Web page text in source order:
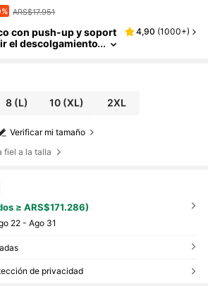
ARS$17.951
con push-up y soport
el descolgamiento
4,90 (1000+)
8(L) 10 (XL) 2XL
Verificar mi tamaño
fiel a la talla
≥ ARS$171.286)
22 - Ago 31
de privacidad